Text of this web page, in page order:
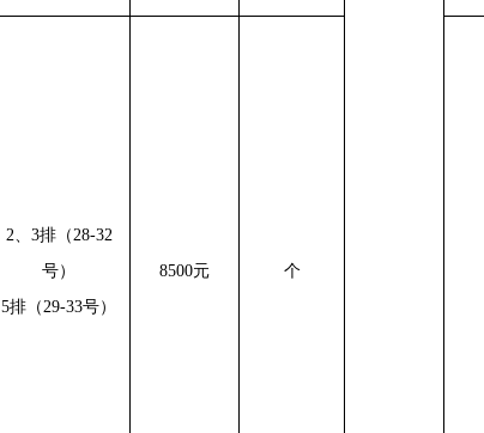
2、 3排（28-32
号）
5排（29-33号）
8500元 个